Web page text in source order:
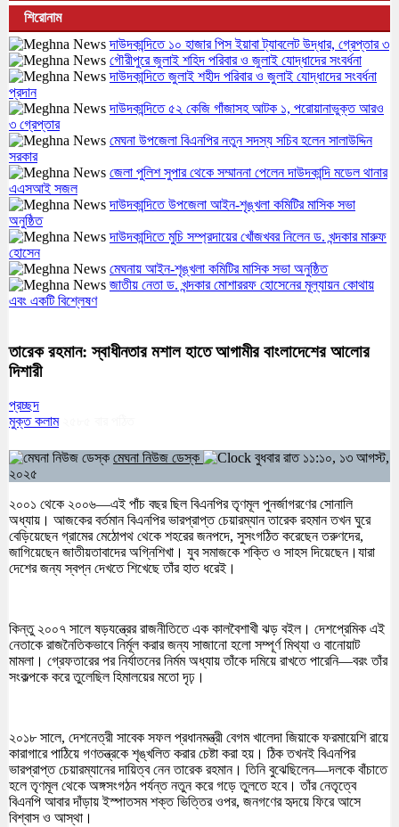
শিরোনাম
দাউদকান্দিতে ১০ হাজার পিস ইয়াবা ট্যাবলেট উদ্ধার, গ্রেপ্তার ৩
গৌরীপুরে জুলাই শহিদ পরিবার ও জুলাই যোদ্ধাদের সংবর্ধনা
দাউদকান্দিতে জুলাই শহীদ পরিবার ও জুলাই যোদ্ধাদের সংবর্ধনা
প্রদান
দাউদকান্দিতে ৫২ কেজি গাঁজাসহ আটক ১, পরোয়ানাভুক্ত আরও
৩ গ্রেপ্তার
মেঘনা উপজেলা বিএনপির নতুন সদস্য সচিব হলেন সালাউদ্দিন
সরকার
জেলা পুলিশ সুপার থেকে সম্মাননা পেলেন দাউদকান্দি মডেল থানার
এএসআই সজল
দাউদকান্দিতে উপজেলা আইন-শৃঙ্খলা কমিটির মাসিক সভা
অনুষ্ঠিত
দাউদকান্দিতে মুচি সম্প্রদায়ের খোঁজখবর নিলেন ড. খন্দকার মারুফ
হোসেন
মেঘনায় আইন-শৃঙ্খলা কমিটির মাসিক সভা অনুষ্ঠিত
জাতীয় নেতা ড. খন্দকার মোশাররফ হোসেনের মূল্যায়ন কোথায়
এবং একটি বিশ্লেষণ
তারেক রহমান: স্বাধীনতার মশাল হাতে আগামীর বাংলাদেশের আলোর
দিশারী
প্রচ্ছদ
মুক্ত কলাম
মেঘনা নিউজ ডেস্ক
বুধবার রাত ১১:১০, ১৩ আগস্ট,
২০২৫
২০০১ থেকে ২০০৬—এই পাঁচ বছর ছিল বিএনপির তৃণমূল পুনর্জাগরণের সোনালি
অধ্যায়। আজকের বর্তমান বিএনপির ভারপ্রাপ্ত চেয়ারম্যান তারেক রহমান তখন ঘুরে
বেড়িয়েছেন গ্রামের মেঠোপথ থেকে শহরের জনপদে, সুসংগঠিত করেছেন তরুণদের,
জাগিয়েছেন জাতীয়তাবাদের অগ্নিশিখা। যুব সমাজকে শক্তি ও সাহস দিয়েছেন।যারা
দেশের জন্য স্বপ্ন দেখতে শিখেছে তাঁর হাত ধরেই।
কিন্তু ২০০৭ সালে ষড়যন্ত্রের রাজনীতিতে এক কালবৈশাখী ঝড় বইল। দেশপ্রেমিক এই
নেতাকে রাজনৈতিকভাবে নির্মূল করার জন্য সাজানো হলো সম্পূর্ণ মিথ্যা ও বানোয়াট
মামলা। গ্রেফতারের পর নির্যাতনের নির্মম অধ্যায় তাঁকে দমিয়ে রাখতে পারেনি—বরং তাঁর
সংকল্পকে করে তুলেছিল হিমালয়ের মতো দৃঢ়।
২০১৮ সালে, দেশনেত্রী সাবেক সফল প্রধানমন্ত্রী বেগম খালেদা জিয়াকে ফরমায়েশি রায়ে
কারাগারে পাঠিয়ে গণতন্ত্রকে শৃঙ্খলিত করার চেষ্টা করা হয়। ঠিক তখনই বিএনপির
ভারপ্রাপ্ত চেয়ারম্যানের দায়িত্ব নেন তারেক রহমান। তিনি বুঝেছিলেন—দলকে বাঁচাতে
হলে তৃণমূল থেকে অঙ্গসংগঠন পর্যন্ত নতুন করে গড়ে তুলতে হবে। তাঁর নেতৃত্বে
বিএনপি আবার দাঁড়ায় ইস্পাতসম শক্ত ভিত্তির ওপর, জনগণের হৃদয়ে ফিরে আসে
বিশ্বাস ও আস্থা।